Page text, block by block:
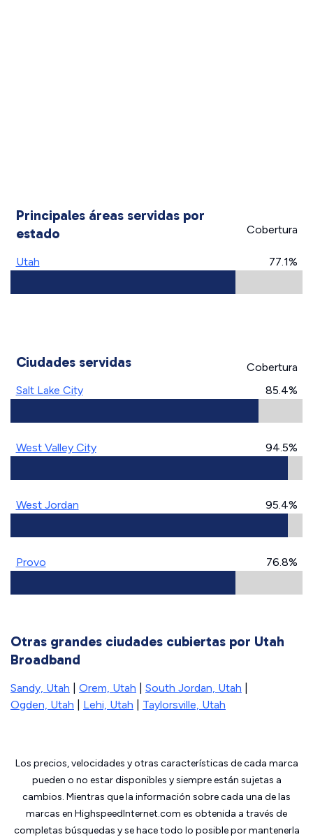
Principales áreas servidas por
estado
Cobertura
Utah 77.1%
Ciudades servidas
Cobertura
Salt Lake City
85.4%
West Valley City 94.5%
West Jordan 95.4%
Provo 76.8%
Otras grandes ciudades cubiertas por Utah
Broadband
Sandy, Utah Orem, Utah South Jordan, Utah
Ogden, Utah
Lehi, Utah Taylorsville, Utah
Los precios, velocidades y otras características de cada marca
pueden o no estar disponibles y siempre están sujetas a
cambios. Mientras que la información sobre cada una de las
marcas en HighspeedInternet.com es obtenida a través de
completas búsquedas y se hace todo lo posible por mantenerla